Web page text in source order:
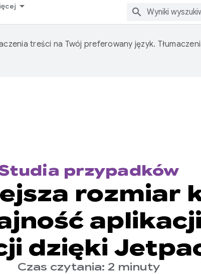
treści na Twój preferowany język.
przypadków
rozmiar
dzięki
Czas czytania: 2 minuty